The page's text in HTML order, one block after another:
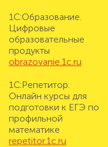
1С:Образование.
Цифровые
образовательные
продукты
obrazovanie.1c.ru
1С:Репетитор.
Онлайн курсы для
подготовки к ЕГЭ по
профильной
математике
repetitor.1c.ru